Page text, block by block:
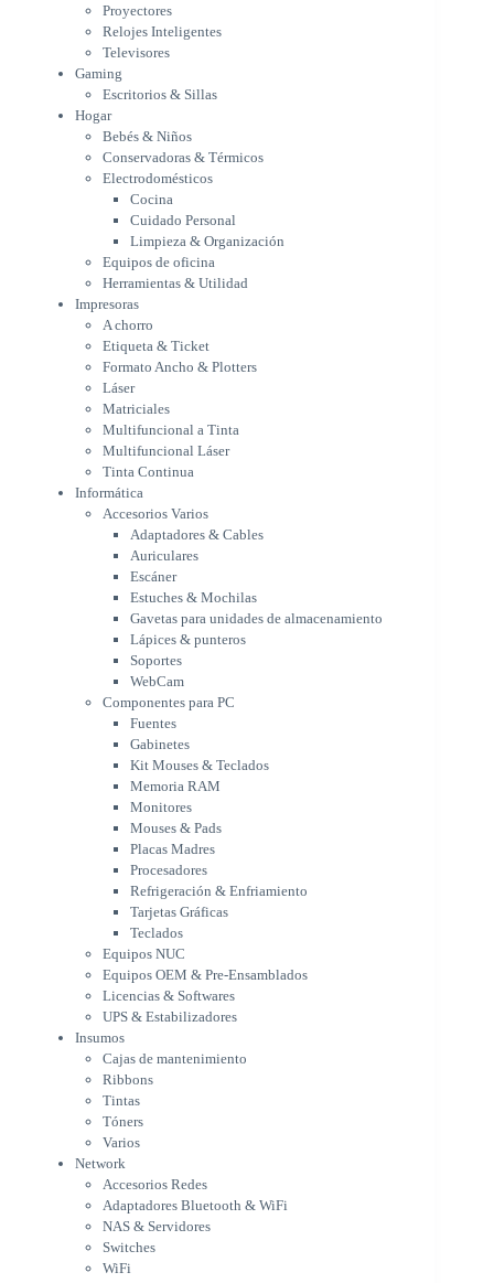
Electrodomésticos
Cocina
Cuidado Personal
Limpieza & Organización
Equipos de oficina
Herramientas & Utilidad
Impresoras
A chorro
Etiqueta & Ticket
Formato Ancho & Plotters
Láser
Matriciales
Multifuncional a Tinta
Multifuncional Láser
Tinta Continua
Informática
Accesorios Varios
Adaptadores & Cables
Auriculares
Escáner
Estuches & Mochilas
Gavetas para unidades de
almacenamiento
Lápices & punteros
Soportes
WebCam
Componentes para PC
Fuentes
Gabinetes
Kit Mouses & Teclados
Memoria RAM
Monitores
Mouses & Pads
Placas Madres
Procesadores
Refrigeración & Enfriamiento
Tarjetas Gráficas
Teclados
Equipos NUC
Equipos OEM & Pre-Ensamblados
Licencias & Softwares
UPS & Estabilizadores
Insumos
Cajas de mantenimiento
Ribbons
Tintas
Tóners
Varios
Network
Accesorios Redes
Adaptadores Bluetooth & WiFi
NAS & Servidores
Switches
WiFi
Notebooks & Portátiles
Cargador para notebook
Cooling Pad
PDV
Proyectores
Relojes Inteligentes
Televisores
Gaming
Escritorios & Sillas
Hogar
Bebés & Niños
Conservadoras & Térmicos
Electrodomésticos
Cocina
Cuidado Personal
Limpieza & Organización
Equipos de oficina
Herramientas & Utilidad
Impresoras
A chorro
Etiqueta & Ticket
Formato Ancho & Plotters
Láser
Matriciales
Multifuncional a Tinta
Multifuncional Láser
Tinta Continua
Informática
Accesorios Varios
Adaptadores & Cables
Auriculares
Escáner
Estuches & Mochilas
Gavetas para unidades de almacenamiento
Lápices & punteros
Soportes
WebCam
Componentes para PC
Fuentes
Gabinetes
Kit Mouses & Teclados
Memoria RAM
Monitores
Mouses & Pads
Placas Madres
Procesadores
Refrigeración & Enfriamiento
Tarjetas Gráficas
Teclados
Equipos NUC
Equipos OEM & Pre-Ensamblados
Licencias & Softwares
UPS & Estabilizadores
Insumos
Cajas de mantenimiento
Ribbons
Tintas
Tóners
Varios
Network
Accesorios Redes
Adaptadores Bluetooth & WiFi
NAS & Servidores
Switches
WiFi